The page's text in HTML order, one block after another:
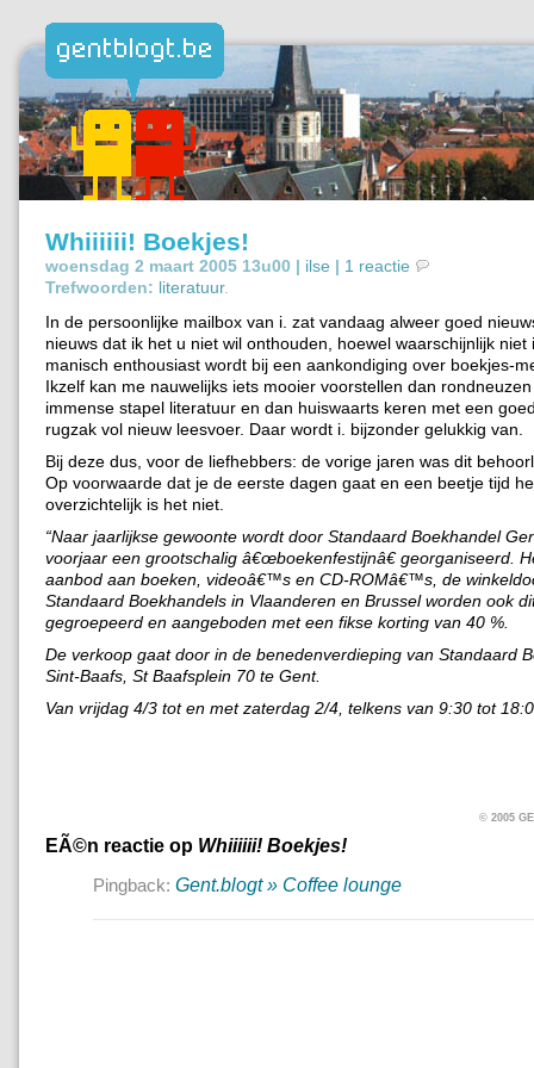
Whiiiiii! Boekjes!
woensdag 2 maart 2005 13u00 | ilse | 1 reactie
Trefwoorden: literatuur.
In de persoonlijke mailbox van i. zat vandaag alweer goed
nieuws dat ik het u niet wil onthouden, hoewel waarschijnlijk niet
manisch enthousiast wordt bij een aankondiging over boekjes-
Ikzelf kan me nauwelijks iets mooier voorstellen dan
immense stapel literatuur en dan huiswaarts keren met een
rugzak vol nieuw leesvoer. Daar wordt i. bijzonder gelukkig van.
Bij deze dus, voor de liefhebbers: de vorige jaren was dit
Op voorwaarde dat je de eerste dagen gaat en een beetje tijd
overzichtelijk is het niet.
“Naar jaarlijkse gewoonte wordt door Standaard Boekhandel
voorjaar een grootschalig â€œboekenfestijnâ€ georganiseerd.
aanbod aan boeken, videoâ€™s en CD-ROMâ€™s, de
Standaard Boekhandels in Vlaanderen en Brussel worden ook
gegroepeerd en aangeboden met een fikse korting van 40 %.
De verkoop gaat door in de benedenverdieping van Standaard
Sint-Baafs, St Baafsplein 70 te Gent.
Van vrijdag 4/3 tot en met zaterdag 2/4, telkens van 9:30 tot
© 2005
EÃ©n reactie op Whiiiiii! Boekjes!
Pingback: Gent.blogt » Coffee lounge